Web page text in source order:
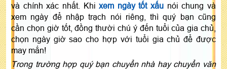
và chính xác nhất. Khixem ngày tốt xấu nói chung và
xem ngày để nhập trạch nói riêng, thì quý bạn cũng
cần chọn giờ tốt, đồng thười chú ý đến tuổi của gia chủ,
chọn ngày giờ sao cho hợp với tuổi gia chủ để được
may mắn!
Trong trường hợp quý bạn chuyển nhà hay chuyển văn